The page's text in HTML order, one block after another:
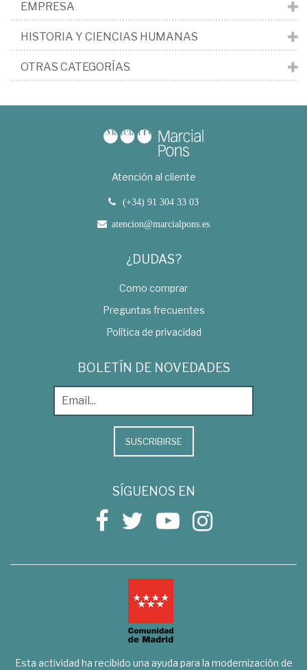
EMPRESA
HISTORIA Y CIENCIAS HUMANAS
OTRAS CATEGORÍAS
Atención al cliente
(+34) 91 304 33 03
atencion@marcialpons.es
¿DUDAS?
Como comprar
Preguntas frecuentes
Política de privacidad
BOLETÍN DE NOVEDADES
SUSCRIBIRSE
SÍGUENOS EN
Esta actividad ha recibido una ayuda para la modernización de